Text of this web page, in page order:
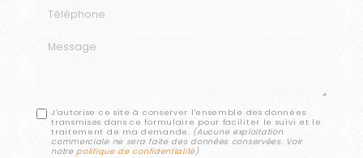
Message
J'autorise ce site à conserver l'ensemble des données
transmises dans ce formulaire pour faciliter le suivi et le
traitement de ma demande. (Aucune exploitation
commerciale ne sera faite des données conservées. Voir
notrepolitique de confidentialité)